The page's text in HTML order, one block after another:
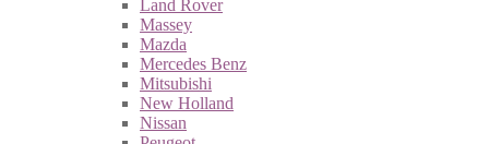
Land Rover
Massey
Mazda
Mercedes Benz
Mitsubishi
New Holland
Nissan